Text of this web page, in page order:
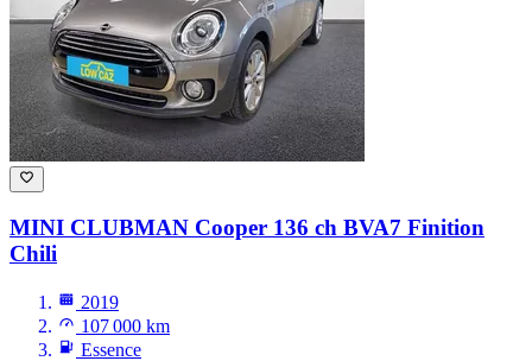
MINI CLUBMAN Cooper 136 ch BVA7 Finition
Chili
2019
107 000 km
Essence